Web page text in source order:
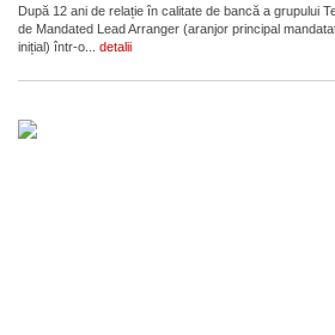
După 12 ani de relație în calitate de bancă a grupului
de Mandated Lead Arranger (aranjor principal
inițial) într-o... detalii